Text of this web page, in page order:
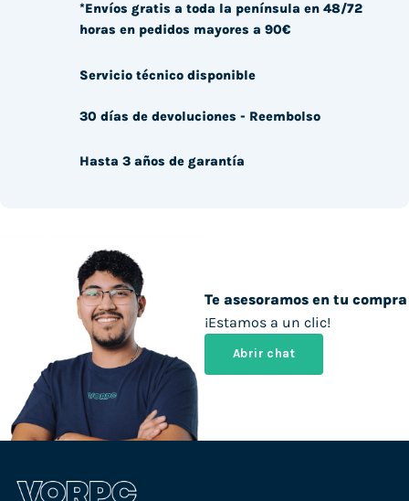
Te asesoramos en tu compra
¡Estamos a un clic!
Abrir chat
*Envíos gratis a toda la península en 48/72
horas en pedidos mayores a 90€
Servicio técnico disponible
30 días de devoluciones - Reembolso
Hasta 3 años de garantía